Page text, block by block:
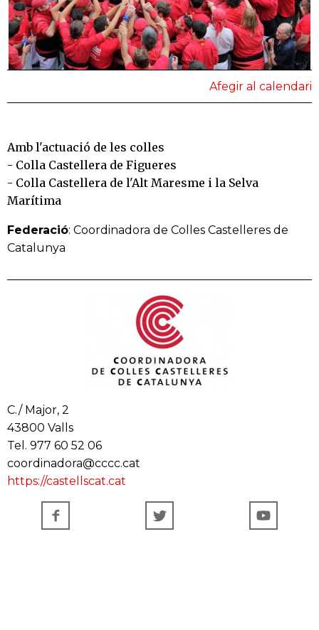
Afegir al calendari
Amb l'actuació de les colles
- Colla Castellera de Figueres
- Colla Castellera de l'Alt Maresme i la Selva
Marítima
Federació: Coordinadora de Colles Castelleres de
Catalunya
C./ Major, 2
43800 Valls
Tel. 977 60 52 06
coordinadora@cccc.cat
https://castellscat.cat